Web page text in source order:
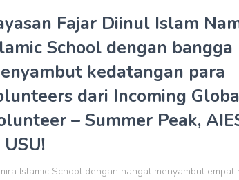
Fajar Diinul Islam
School dengan bangga
kedatangan para
dari Incoming
– Summer Peak,
Islamic School dengan hangat menyambut empat